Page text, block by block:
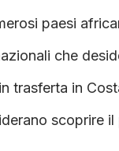
paesi
che
trasferta in
scoprire il